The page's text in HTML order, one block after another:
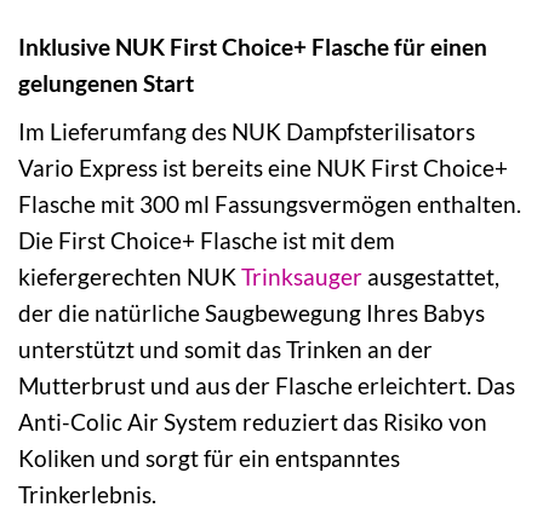
Inklusive NUK First Choice+ Flasche für einen
gelungenen Start
Im Lieferumfang des NUK Dampfsterilisators
Vario Express ist bereits eine NUK First Choice+
Flasche mit 300 ml Fassungsvermögen enthalten.
Die First Choice+ Flasche ist mit dem
kiefergerechten NUK Trinksauger ausgestattet,
der die natürliche Saugbewegung Ihres Babys
unterstützt und somit das Trinken an der
Mutterbrust und aus der Flasche erleichtert. Das
Anti-Colic Air System reduziert das Risiko von
Koliken und sorgt für ein entspanntes
Trinkerlebnis.